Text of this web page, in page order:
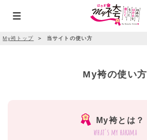
My袴トップ ＞ 当サイトの使い方
My袴の使い方
My袴とは？
what's my hakama